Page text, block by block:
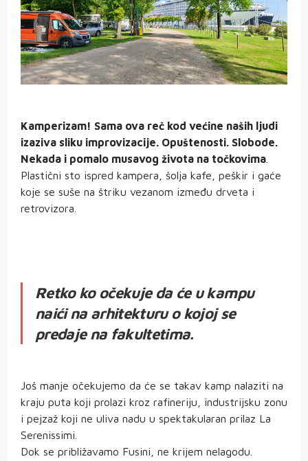
Kamperizam! Sama ova reč kod većine naših ljudi
izaziva sliku improvizacije. Opuštenosti. Slobode.
Nekada i pomalo musavog života na točkovima
Plastični sto ispred kampera, šolja kafe, peškir i gaće
koje se suše na štriku vezanom između drveta i
retrovizora.
Retko ko očekuje da će u kampu
naići na arhitekturu o kojoj se
predaje na fakultetima.
Još manje očekujemo da će se takav kamp nalaziti na
kraju puta koji prolazi kroz rafineriju, industrijsku zonu
i pejzaž koji ne uliva nadu u spektakularan prilaz La
Serenissimi.
Dok se približavamo Fusini, ne krijem nelagodu.